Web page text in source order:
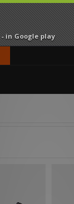
- in Google play